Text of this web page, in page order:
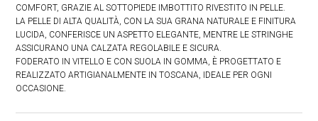
COMFORT, GRAZIE AL SOTTOPIEDE IMBOTTITO RIVESTITO IN PELLE.
LA PELLE DI ALTA QUALITÀ, CON LA SUA GRANA NATURALE E FINITURA
LUCIDA, CONFERISCE UN ASPETTO ELEGANTE, MENTRE LE STRINGHE
ASSICURANO UNA CALZATA REGOLABILE E SICURA.
FODERATO IN VITELLO E CON SUOLA IN GOMMA, È PROGETTATO E
REALIZZATO ARTIGIANALMENTE IN TOSCANA, IDEALE PER OGNI
OCCASIONE.